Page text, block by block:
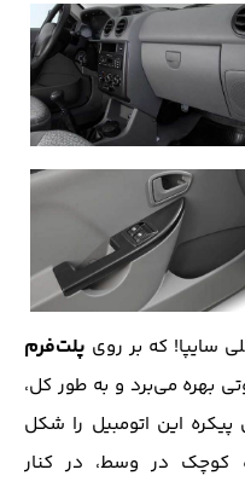
سایپا! که بر‌ روی پلت‌فرم
بهره می‌برد و به طور کل،
پیکره این اتومبیل را شکل
کوچک در وسط، در کنار